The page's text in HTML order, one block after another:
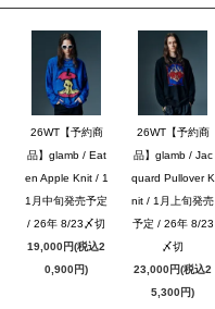
26WT【予約商
品】glamb / Eat
en Apple Knit / 1
1月中旬発売予定
/ 26年 8/23〆切
19,000円(税込2
0,900円)
26WT【予約商
品】glamb / Jac
quard Pullover K
nit / 1月上旬発売
予定 / 26年 8/23
〆切
23,000円(税込2
5,300円)